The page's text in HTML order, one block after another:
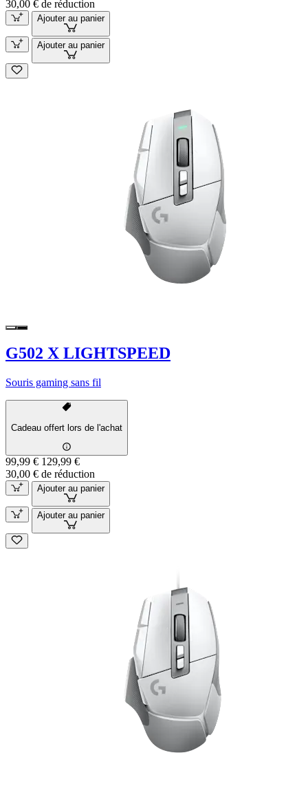
30,00 € de réduction
Ajouter au panier
Ajouter au panier
G502 X LIGHTSPEED
Souris gaming sans fil
Cadeau offert lors de l'achat
99,99 € 129,99 €
30,00 € de réduction
Ajouter au panier
Ajouter au panier